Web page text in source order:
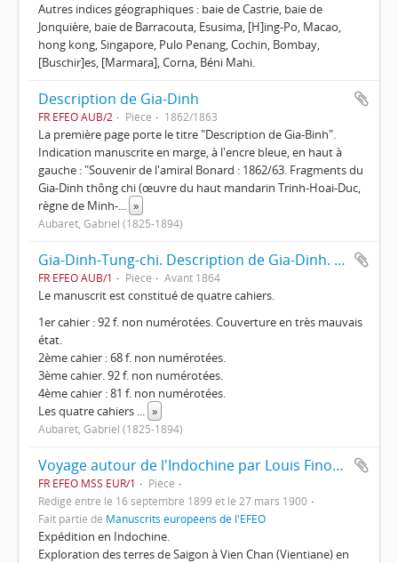
Autres indices géographiques : baie de Castrie, baie de
Jonquière, baie de Barracouta, Esusima, [H]ing-Po, Macao,
hong kong, Singapore, Pulo Penang, Cochin, Bombay,
[Buschir]es, [Marmara], Corna, Béni Mahi.
Description de Gia-Dinh
FR EFEO AUB/2 Pièce 1862/1863
La première page porte le titre "Description de Gia-Binh".
Indication manuscrite en marge, à l'encre bleue, en haut à
gauche : "Souvenir de l'amiral Bonard : 1862/63. Fragments du
Gia-Dinh thông chi (œuvre du haut mandarin Trinh-Hoai-Duc,
règne de Minh-... »
Aubaret, Gabriel (1825-1894)
Gia-Dinh-Tung-chi. Description de Gia-Dinh. Basse-Cochinchine.
FR EFEO AUB/1 Pièce Avant 1864
Le manuscrit est constitué de quatre cahiers.
1er cahier : 92 f. non numérotées. Couverture en très mauvais
état.
2ème cahier : 68 f. non numérotées.
3ème cahier. 92 f. non numérotées.
4ème cahier : 81 f. non numérotées.
Les quatre cahiers ... »
Aubaret, Gabriel (1825-1894)
Voyage autour de l'Indochine par Louis Finot et Étienne Lunet de la Jonquière
FR EFEO MSS EUR/1
Pièce
Rédigé entre le 16 septembre 1899 et le 27 mars 1900
Fait partie de Manuscrits européens de l'EFEO
Expédition en Indochine.
Exploration des terres de Saigon à Vien Chan (Vientiane) en